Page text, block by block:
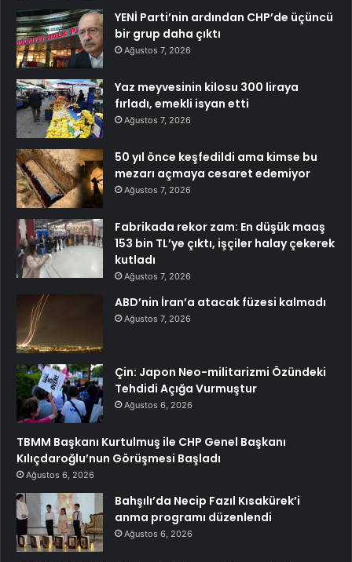
YENİ Parti’nin ardından CHP’de üçüncü
bir grup daha çıktı
Ağustos 7, 2026
Yaz meyvesinin kilosu 300 liraya
fırladı, emekli isyan etti
Ağustos 7, 2026
50 yıl önce keşfedildi ama kimse bu
mezarı açmaya cesaret edemiyor
Ağustos 7, 2026
Fabrikada rekor zam: En düşük maaş
153 bin TL’ye çıktı, işçiler halay çekerek
kutladı
Ağustos 7, 2026
ABD’nin İran’a atacak füzesi kalmadı
Ağustos 7, 2026
Çin: Japon Neo-militarizmi Özündeki
Tehdidi Açığa Vurmuştur
Ağustos 6, 2026
TBMM Başkanı Kurtulmuş ile CHP Genel Başkanı
Kılıçdaroğlu’nun Görüşmesi Başladı
Ağustos 6, 2026
Bahşılı’da Necip Fazıl Kısakürek’i
anma programı düzenlendi
Ağustos 6, 2026